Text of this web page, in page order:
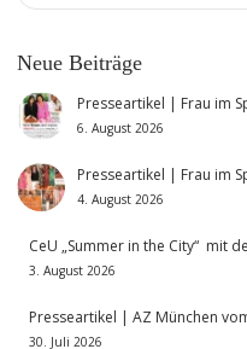
Neue Beiträge
Presseartikel | Frau im
6. August 2026
Presseartikel | Frau im
4. August 2026
CeU „Summer in the City“ mit
3. August 2026
Presseartikel | AZ München
30. Juli 2026